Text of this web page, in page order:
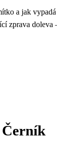
a jak
zprava doleva
Černík